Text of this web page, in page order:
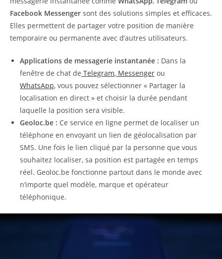
Facebook Messenger sont des solutions simples et efficaces.
Elles permettent de partager votre position de manière
temporaire ou permanente avec d’autres utilisateurs.
Applications de messagerie instantanée : Dans la
fenêtre de chat de Telegram, Messenger ou
WhatsApp, vous pouvez sélectionner « Partager la
localisation en direct » et choisir la durée pendant
laquelle la position sera visible.
Geoloc.be : Ce service en ligne permet de localiser un
téléphone en envoyant un lien de géolocalisation par
SMS. Une fois le lien cliqué par la personne que vous
souhaitez localiser, sa position est partagée en temps
réel. Geoloc.be fonctionne partout dans le monde avec
n’importe quel modèle, marque et opérateur
téléphonique.